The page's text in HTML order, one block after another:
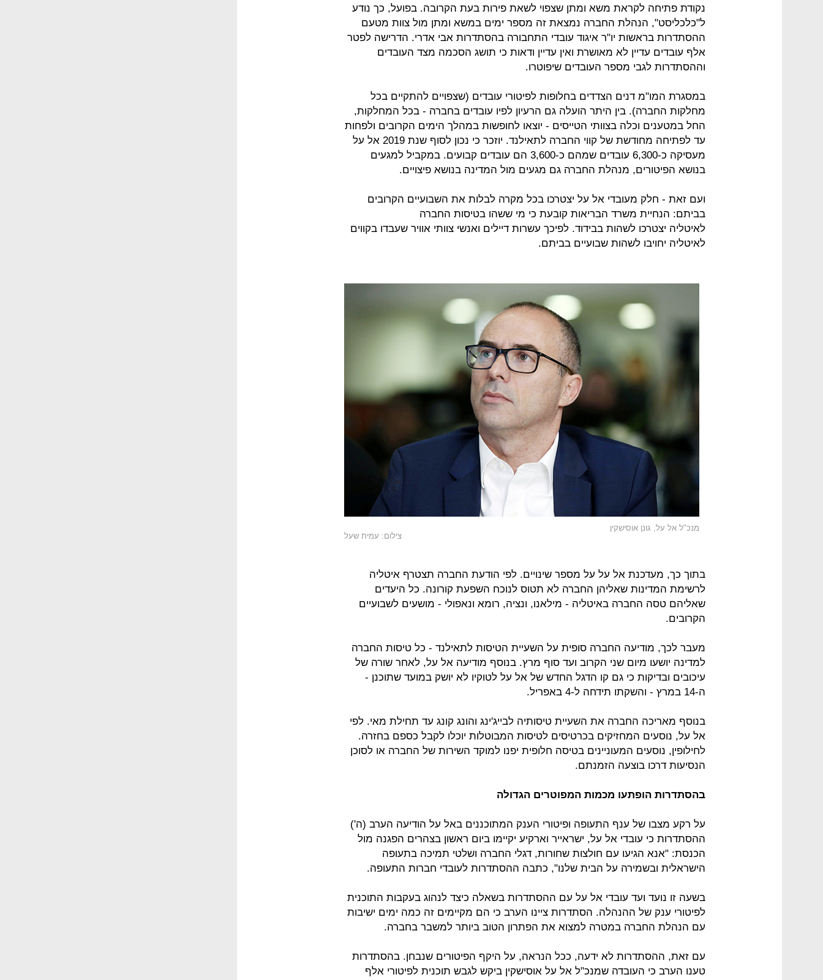
נקודת פתיחה לקראת משא ומתן שצפוי לשאת פירות בעת הקרובה. בפועל, כך נודע
ל"כלכליסט", הנהלת החברה נמצאת זה מספר ימים במשא ומתן מול צוות מטעם
ההסתדרות בראשות יו"ר איגוד עובדי התחבורה בהסתדרות אבי אדרי. הדרישה לפטר
אלף עובדים עדיין לא מאושרת ואין עדיין ודאות כי תושג הסכמה מצד העובדים
וההסתדרות לגבי מספר העובדים שיפוטרו.
במסגרת המו"מ דנים הצדדים בחלופות לפיטורי עובדים (שצפויים להתקיים בכל
מחלקות החברה). בין היתר הועלה גם הרעיון לפיו עובדים בחברה - בכל המחלקות,
החל במטענים וכלה בצוותי הטייסים - יוצאו לחופשות במהלך הימים הקרובים ולפחות
עד לפתיחה מחודשת של קווי החברה לתאילנד. יוזכר כי נכון לסוף שנת 2019 אל על
מעסיקה כ-6,300 עובדים שמהם כ-3,600 הם עובדים קבועים. במקביל למגעים
בנושא הפיטורים, מנהלת החברה גם מגעים מול המדינה בנושא פיצויים.
ועם זאת - חלק מעובדי אל על יצטרכו בכל מקרה לבלות את השבועיים הקרובים
בביתם: הנחיית משרד הבריאות קובעת כי מי ששהו בטיסות החברה
לאיטליה יצטרכו לשהות בבידוד. לפיכך עשרות דיילים ואנשי צוותי אוויר שעבדו בקווים
לאיטליה יחויבו לשהות שבועיים בביתם.
מנכ"ל אל על, גונן אוסישקין
צילום: עמית שעל
בתוך כך, מעדכנת אל על על מספר שינויים. לפי הודעת החברה תצטרף איטליה
לרשימת המדינות שאליהן החברה לא תטוס לנוכח השפעת קורונה. כל היעדים
שאליהם טסה החברה באיטליה - מילאנו, ונציה, רומא ונאפולי - מושעים לשבועיים
הקרובים.
מעבר לכך, מודיעה החברה סופית על השעיית הטיסות לתאילנד - כל טיסות החברה
למדינה יושעו מיום שני הקרוב ועד סוף מרץ. בנוסף מודיעה אל על, לאחר שורה של
עיכובים ובדיקות כי גם קו הדגל החדש של אל על לטוקיו לא יושק במועד שתוכנן -
ה-14 במרץ - והשקתו תידחה ל-4 באפריל.
בנוסף מאריכה החברה את השעיית טיסותיה לבייג'ינג והונג קונג עד תחילת מאי. לפי
אל על, נוסעים המחזיקים בכרטיסים לטיסות המבוטלות יוכלו לקבל כספם בחזרה.
לחילופין, נוסעים המעוניינים בטיסה חלופית יפנו למוקד השירות של החברה או לסוכן
הנסיעות דרכו בוצעה הזמנתם.
בהסתדרות הופתעו מכמות המפוטרים הגדולה
על רקע מצבו של ענף התעופה ופיטורי הענק המתוכננים באל על הודיעה הערב (ה')
ההסתדרות כי עובדי אל על, ישראייר וארקיע יקיימו ביום ראשון בצהרים הפגנה מול
הכנסת: "אנא הגיעו עם חולצות שחורות, דגלי החברה ושלטי תמיכה בתעופה
הישראלית ובשמירה על הבית שלנו", כתבה ההסתדרות לעובדי חברות התעופה.
בשעה זו נועד ועד עובדי אל על עם ההסתדרות בשאלה כיצד לנהוג בעקבות התוכנית
לפיטורי ענק של ההנהלה. הסתדרות ציינו הערב כי הם מקיימים זה כמה ימים ישיבות
עם הנהלת החברה במטרה למצוא את הפתרון הטוב ביותר למשבר בחברה.
עם זאת, ההסתדרות לא ידעה, ככל הנראה, על היקף הפיטורים שנבחן. בהסתדרות
טענו הערב כי העובדה שמנכ"ל אל על אוסישקין ביקש לגבש תוכנית לפיטורי אלף